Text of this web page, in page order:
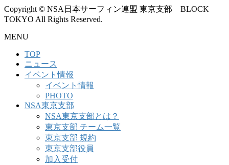
Copyright © NSA日本サーフィン連盟 東京支部 BLOCK
TOKYO All Rights Reserved.
MENU
TOP
ニュース
イベント情報
イベント情報
PHOTO
NSA東京支部
NSA東京支部とは？
東京支部 チーム一覧
東京支部 規約
東京支部役員
加入受付